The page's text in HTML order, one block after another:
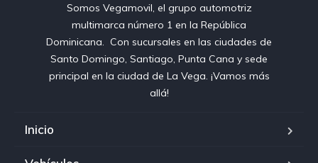
Somos Vegamovil, el grupo automotriz
multimarca número 1 en la República
Dominicana⁣. ⁣ Con sucursales en las ciudades de
Santo Domingo, Santiago, Punta Cana y sede
principal en la ciudad de La Vega. ¡Vamos más
allá!
Inicio